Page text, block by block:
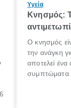
Υγεία
Κνησμός:
Ο κνησμός
την ανάγκη
αποτελεί
συμπτώματα